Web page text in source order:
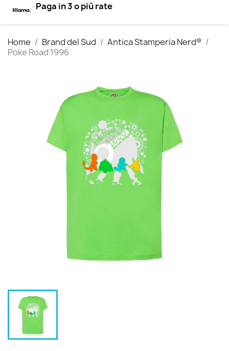
Paga in 3 o più rate
Home Brand del Sud
Antica Stamperia Nerd®
Poke Road 1996